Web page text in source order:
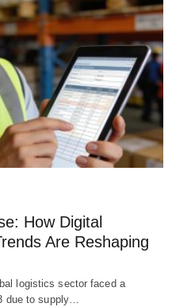
How Digital
Are Reshaping
logistics sector faced a
due to supply…